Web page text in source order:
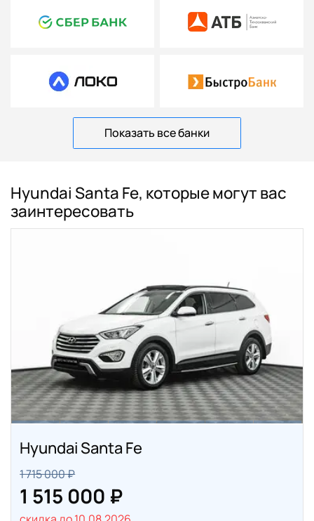
Показать все банки
Hyundai Santa Fe, которые могут вас
заинтересовать
Hyundai Santa Fe
1 715 000 ₽
1 515 000 ₽